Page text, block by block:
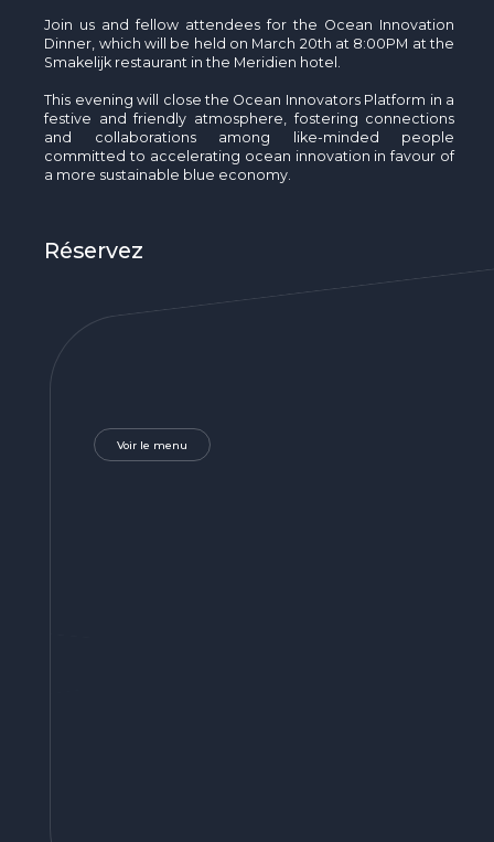
Beyond Plastic Med : BeMed
OACIS
Initiative Homme - Faune sauvage
Join us and fellow attendees for the Ocean Innovation
Dinner, which will be held on March 20th at 8:00PM at the
Smakelijk restaurant in the Meridien hotel.
This evening will close the Ocean Innovators Platform in a
festive and friendly atmosphere, fostering connections
and collaborations among like-minded people
committed to accelerating ocean innovation in favour of
a more sustainable blue economy.
Réservez
Voir le menu